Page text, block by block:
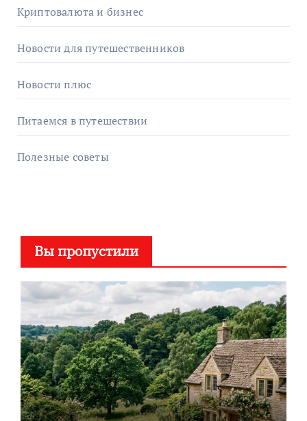
Криптовалюта и бизнес
Новости для путешественников
Новости плюс
Питаемся в путешествии
Полезные советы
Вы пропустили